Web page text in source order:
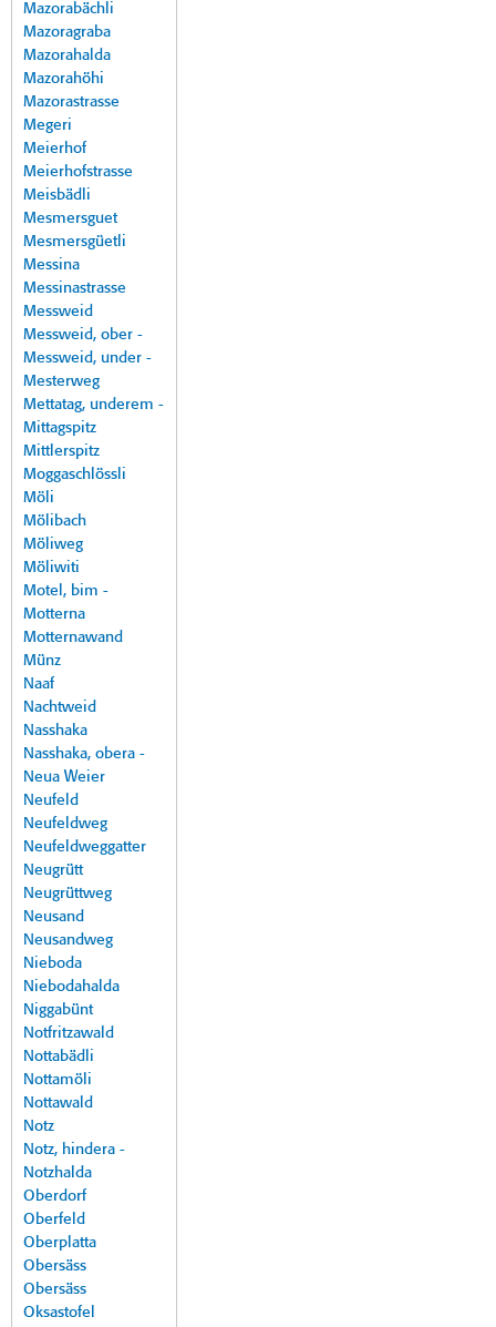
Mazorabächli
Mazoragraba
Mazorahalda
Mazorahöhi
Mazorastrasse
Megeri
Meierhof
Meierhofstrasse
Meisbädli
Mesmersguet
Mesmersgüetli
Messina
Messinastrasse
Messweid
Messweid, ober -
Messweid, under -
Mesterweg
Mettatag, underem -
Mittagspitz
Mittlerspitz
Moggaschlössli
Möli
Mölibach
Möliweg
Möliwiti
Motel, bim -
Motterna
Motternawand
Münz
Naaf
Nachtweid
Nasshaka
Nasshaka, obera -
Neua Weier
Neufeld
Neufeldweg
Neufeldweggatter
Neugrütt
Neugrüttweg
Neusand
Neusandweg
Nieboda
Niebodahalda
Niggabünt
Notfritzawald
Nottabädli
Nottamöli
Nottawald
Notz
Notz, hindera -
Notzhalda
Oberdorf
Oberfeld
Oberplatta
Obersäss
Obersäss
Oksastofel